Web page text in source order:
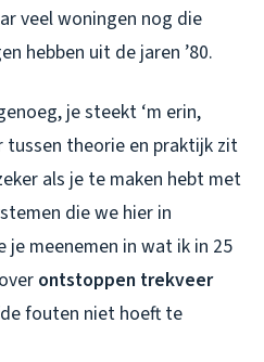
veel woningen nog die
hebben uit de jaren ’80.
je steekt ‘m erin,
tussen theorie en praktijk zit
als je te maken hebt met
die we hier in
je meenemen in wat ik in 25
ontstoppen trekveer
fouten niet hoeft te